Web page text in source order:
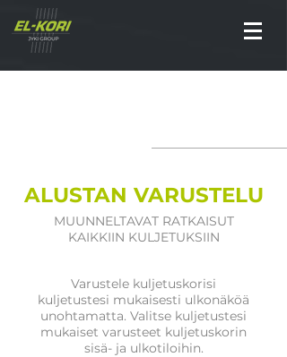
ALUSTAN VARUSTELU
MUUNNELTAVAT RATKAISUT
KAIKKIIN KULJETUKSIIN
Varustele kuljetuskorisi
kuljetustesi mukaisesti ulkonäköä
unohtamatta. Valitse kuljetustesi
mukaiset varusteet kuljetuskorin
sisä- ja ulkotiloihin.